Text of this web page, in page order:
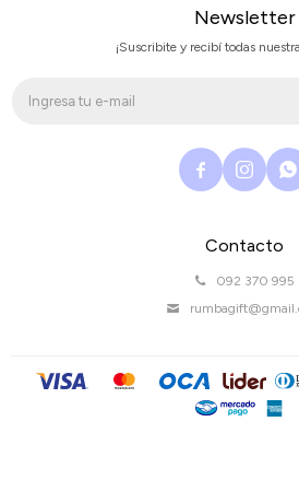
Contacto
092 370 995
Newsletter
¡Suscribite y recibí todas
  